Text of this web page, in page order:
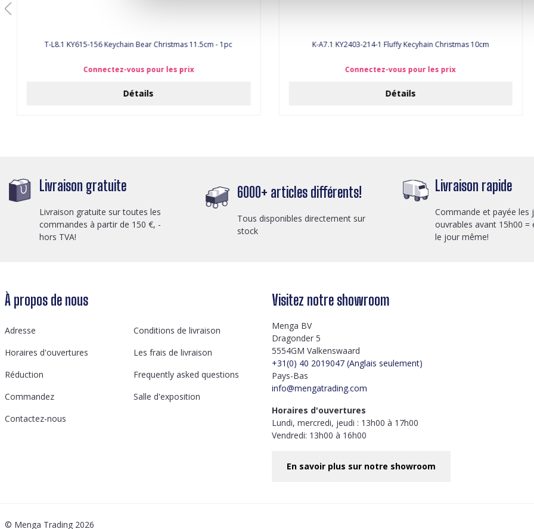
T-L8.1 KY615-156 Keychain Bear Christmas 11.5cm - 1pc
Connectez-vous pour les prix
Détails
K-A7.1 KY2403-214-1 Fluffy Kecyhain Christmas 10cm
Connectez-vous pour les prix
Détails
Livraison gratuite
Livraison gratuite sur toutes les
commandes à partir de 150 €, -
hors TVA!
6000+ articles différents!
Tous disponibles directement sur
stock
Livraison rapide
Commande et payée les
ouvrables avant 15h00 =
le jour même!
À propos de nous
Adresse
Conditions de livraison
Horaires d'ouvertures
Les frais de livraison
Réduction
Frequently asked questions
Commandez
Salle d'exposition
Contactez-nous
Visitez notre showroom
Menga BV
Dragonder 5
5554GM Valkenswaard
+31(0) 40 2019047 (Anglais seulement)
Pays-Bas
info@mengatrading.com
Horaires d'ouvertures
Lundi, mercredi, jeudi : 13h00 à 17h00
Vendredi: 13h00 à 16h00
En savoir plus sur notre showroom
© Menga Trading 2026